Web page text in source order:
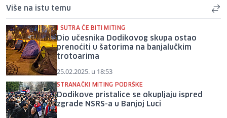
Više na istu temu
I SUTRA ĆE BITI MITING
Dio učesnika Dodikovog skupa ostao
prenoćiti u šatorima na banjalučkim
trotoarima
25.02.2025. u 18:53
STRANAČKI MITING PODRŠKE
Dodikove pristalice se okupljaju ispred
zgrade NSRS-a u Banjoj Luci